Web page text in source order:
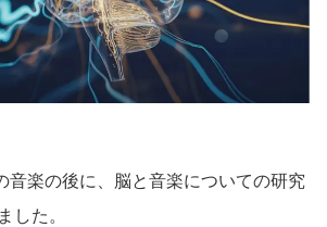
音楽の後に、脳と音楽についての研究
した。